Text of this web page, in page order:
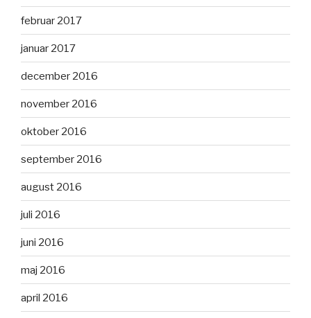
februar 2017
januar 2017
december 2016
november 2016
oktober 2016
september 2016
august 2016
juli 2016
juni 2016
maj 2016
april 2016